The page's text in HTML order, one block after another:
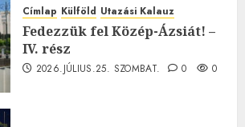
Címlap Külföld Utazási Kalauz
Fedezzük fel Közép-Ázsiát! –
IV. rész
2026.JÚLIUS.25. SZOMBAT. 0 0